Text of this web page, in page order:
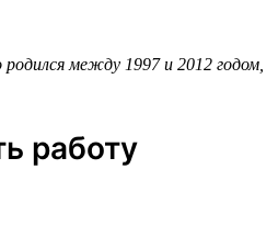
между 1997 и 2012 годом,
работу